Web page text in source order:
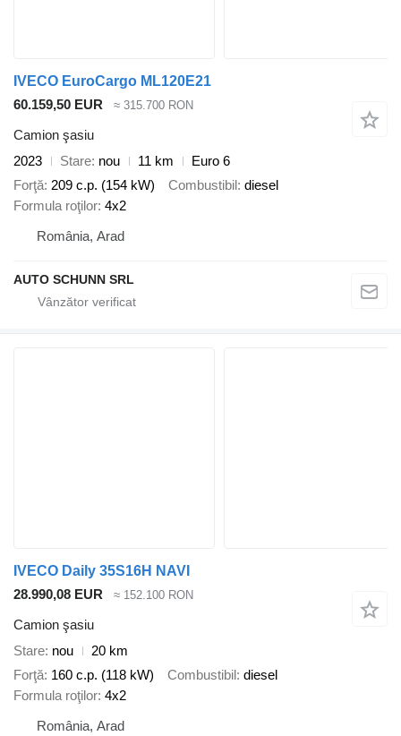
IVECO EuroCargo ML120E21
60.159,50 EUR
≈ 315.700 RON
Camion şasiu
2023
Stare nou 11 km
Euro 6
Forţă 209 c.p. (154 kW) Combustibil diesel
Formula roţilor 4x2
România, Arad
AUTO SCHUNN SRL
IVECO Daily 35S16H NAVI
28.990,08 EUR
≈ 152.100 RON
Camion şasiu
Stare nou
20 km
Forţă 160 c.p. (118 kW) Combustibil diesel
Formula roţilor 4x2
România, Arad